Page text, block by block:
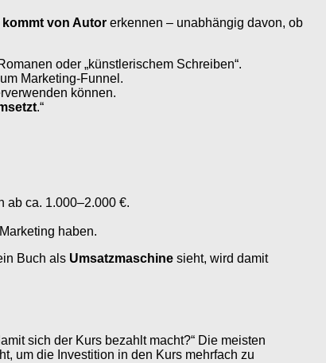
von Autor erkennen – unabhängig davon, ob
oder „künstlerischem Schreiben“.
Marketing-Funnel.
können.
.“
ab ca. 1.000–2.000 €.
haben.
Buch als Umsatzmaschine sieht, wird damit
sich der Kurs bezahlt macht?“ Die meisten
um die Investition in den Kurs mehrfach zu